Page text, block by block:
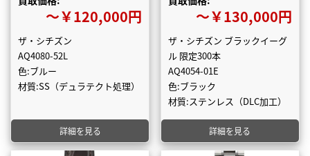
〜￥120,000円
ザ・シチズン
AQ4080-52L
色:ブルー
材質:SS（デュラテクト処理）
詳細を見る
〜￥130,000円
ザ・シチズン ブラックイーグ
ル 限定300本
AQ4054-01E
色:ブラック
材質:ステンレス（DLC加工）
詳細を見る